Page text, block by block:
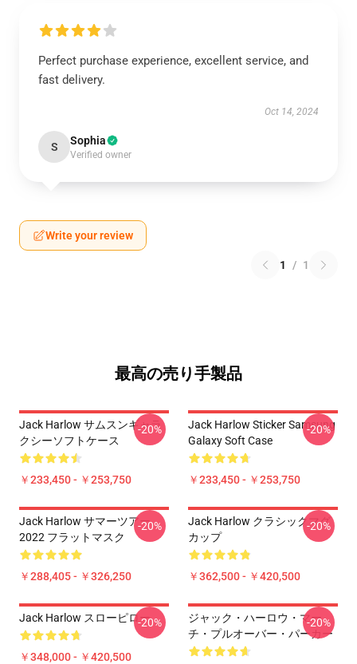
Perfect purchase experience, excellent service, and
fast delivery.
Oct 14, 2024
S Sophia
Verified owner
Write your review
1 / 1
最高の売り手製品
Jack Harlow サムスンギャラ
クシーソフトケース
￥233,450 - ￥253,750
-20%
Jack Harlow Sticker Samsung
Galaxy Soft Case
￥233,450 - ￥253,750
-20%
Jack Harlow サマーツアー
2022 フラットマスク
￥288,405 - ￥326,250
-20%
Jack Harlow クラシックマグ
カップ
￥362,500 - ￥420,500
-20%
Jack Harlow スローピロー
￥348,000 - ￥420,500
-20%
ジャック・ハーロウ・マー
チ・プルオーバー・パーカー
-20%